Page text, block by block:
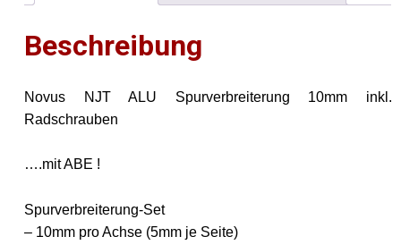
Menge
Beschreibung
Novus NJT ALU Spurverbreiterung 10mm inkl.
Radschrauben
….mit ABE !
Spurverbreiterung-Set
– 10mm pro Achse (5mm je Seite)